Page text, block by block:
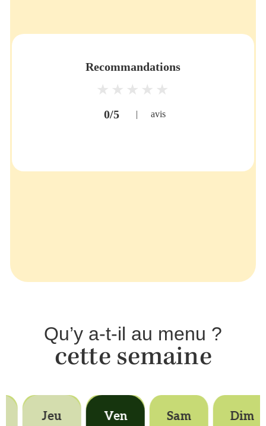
Recommandations
0/5 | avis
Qu’y a-t-il au menu ?
cette semaine
Jeu Ven Sam Dim